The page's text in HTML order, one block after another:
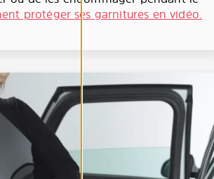
protéger ses garnitures en vidéo.